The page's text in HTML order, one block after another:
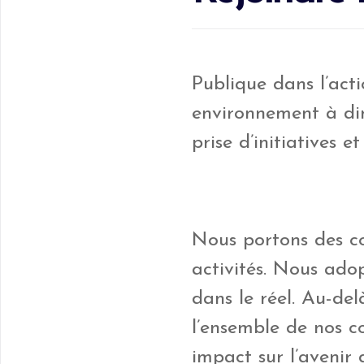
Publique dans
environnement à
prise d’initiatives et
Nous portons des
activités. Nous
dans le réel. Au-
l’ensemble de nos
impact sur l’avenir